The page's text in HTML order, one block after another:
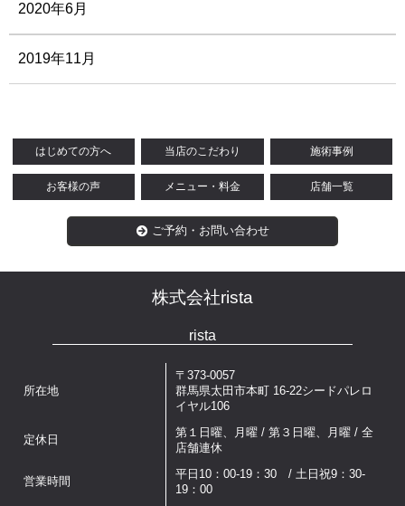
2020年6月
2019年11月
はじめての方へ 当店のこだわり 施術事例
お客様の声 メニュー・料金 店舗一覧
ご予約・お問い合わせ
株式会社rista
rista
所在地
〒373-0057
群馬県太田市本町 16-22シードパレロ
イヤル106
定休日
第１日曜、月曜 / 第３日曜、月曜 / 全
店舗連休
営業時間
平日10：00-19：30 / 土日祝9：30-
19：00